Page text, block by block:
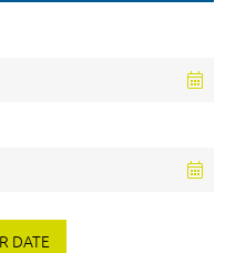
DATE